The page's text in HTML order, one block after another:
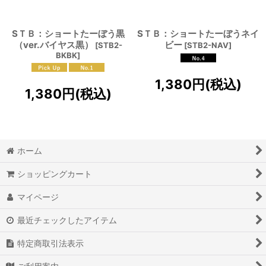
SＴＢ：ショートたーぼう黒
（ver.バイヤス黒）
[STB2-
BKBK]
1,380円(税込)
SＴＢ：ショートたーぼうネイ
ビー [STB2-NAV]
1,380円(税込)
ホーム
ショッピングカート
マイページ
最近チェックしたアイテム
特定商取引法表示